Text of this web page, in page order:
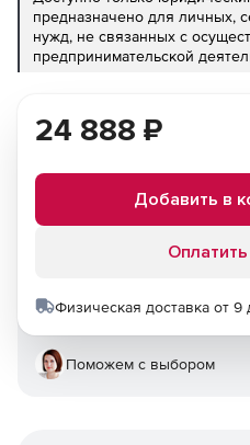
предназначено для личных,
нужд, не связанных с
предпринимательской
24 888 ₽
Добавить в
Физическая доставка от 9
Поможем с выбором